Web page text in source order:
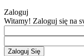
Zaloguj
Witamy! Zaloguj się na